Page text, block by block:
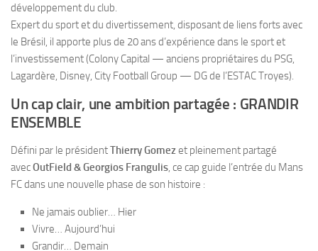
développement du club.
Expert du sport et du divertissement, disposant de liens forts avec
le Brésil, il apporte plus de 20 ans d’expérience dans le sport et
l’investissement (Colony Capital — anciens propriétaires du PSG,
Lagardère, Disney, City Football Group — DG de l’ESTAC Troyes).
Un cap clair, une ambition partagée : GRANDIR
ENSEMBLE
Défini par le présidentThierry Gomezet pleinement partagé
avecOutField & Georgios Frangulis, ce cap guide l’entrée du Mans
FC dans une nouvelle phase de son histoire :
Ne jamais oublier… Hier
Vivre… Aujourd’hui
Grandir… Demain